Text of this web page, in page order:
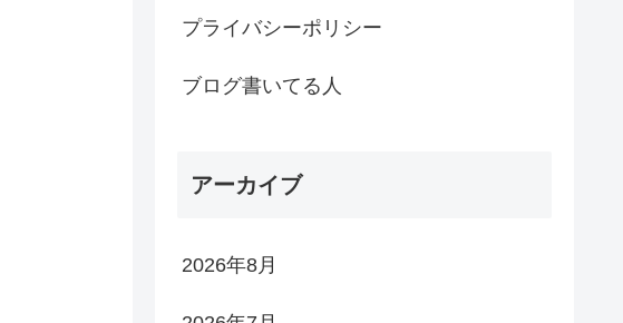
プライバシーポリシー
ブログ書いてる人
アーカイブ
2026年8月